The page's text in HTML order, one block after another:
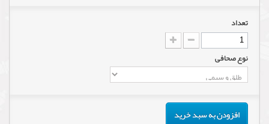
تعداد
نوع صحافی
افزودن به سبد خرید